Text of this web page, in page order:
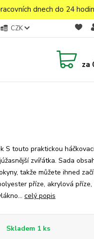
dnech do 24
CZK
za
S touto praktickou
zvířátka. Sada
takže můžete ihned
příze, akrylová
celý popis
Skladem 1 ks